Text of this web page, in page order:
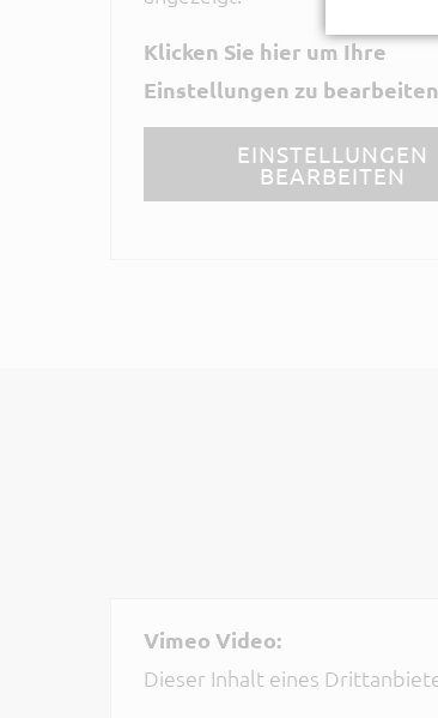
Klicken Sie hier um Ihre
Einstellungen zu
EINSTELLUNGEN
BEARBEITEN
Vimeo Video:
Dieser Inhalt eines